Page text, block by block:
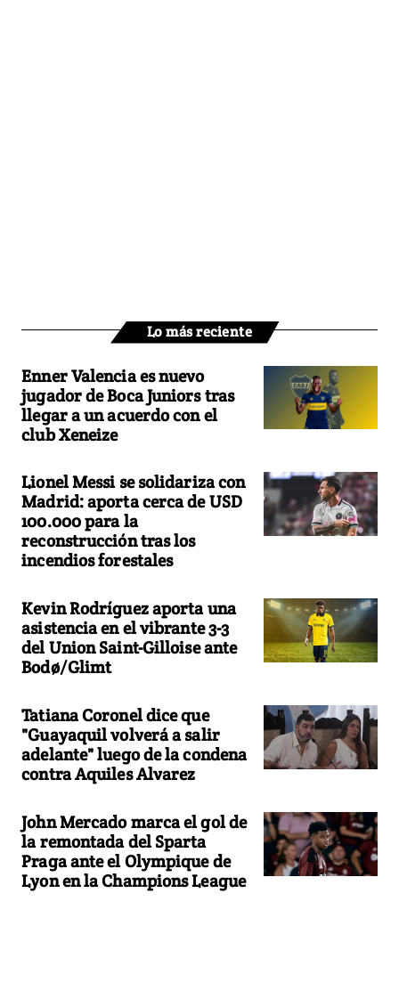
Lo más reciente
Enner Valencia es nuevo
jugador de Boca Juniors tras
llegar a un acuerdo con el
club Xeneize
Lionel Messi se solidariza con
Madrid: aporta cerca de USD
100.000 para la
reconstrucción tras los
incendios forestales
Kevin Rodríguez aporta una
asistencia en el vibrante 3-3
del Union Saint-Gilloise ante
Bodø/Glimt
Tatiana Coronel dice que
"Guayaquil volverá a salir
adelante" luego de la condena
contra Aquiles Alvarez
John Mercado marca el gol de
la remontada del Sparta
Praga ante el Olympique de
Lyon en la Champions League